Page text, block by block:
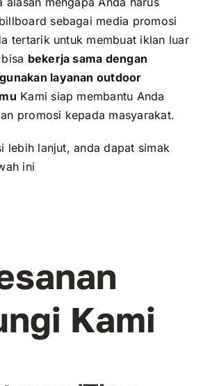
sebagai media promosi
tertarik untuk membuat iklan luar
bekerja sama dengan
layanan outdoor
Kami siap membantu Anda
promosi kepada masyarakat.
lebih lanjut, anda dapat simak
ini
Kami